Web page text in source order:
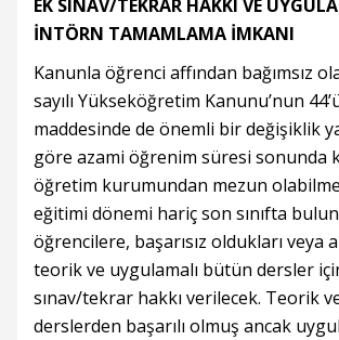
EK SINAV/TEKRAR HAKKI VE
İNTÖRN TAMAMLAMA İMKANI
Kanunla öğrenci affından bağımsız
sayılı Yükseköğretim Kanunu’nun
maddesinde de önemli bir değişiklik
göre azami öğrenim süresi sonunda
öğretim kurumundan mezun
eğitimi dönemi hariç son sınıfta
öğrencilere, başarısız oldukları veya
teorik ve uygulamalı bütün dersler
sınav/tekrar hakkı verilecek. Teorik
derslerden başarılı olmuş ancak